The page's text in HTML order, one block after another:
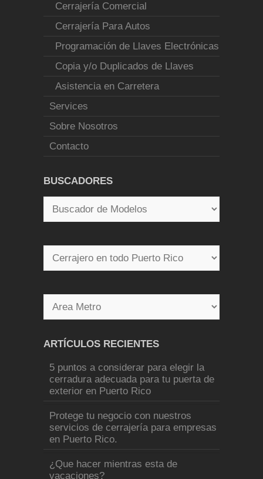
Cerrajería Comercial
Cerrajería Para Autos
Programación de Llaves Electrónicas
Copia y/o Duplicados de Llaves
Asistencia en Carretera
Services
Sobre Nosotros
Contacto
BUSCADORES
ARTÍCULOS RECIENTES
5 puntos a considerar para elegir la
cerradura adecuada para tu puerta de
exterior en Puerto Rico
Protege tu negocio con nuestros
servicios de cerrajería para empresas
en Puerto Rico.
¿Que hacer mientras esta de
vacaciones?